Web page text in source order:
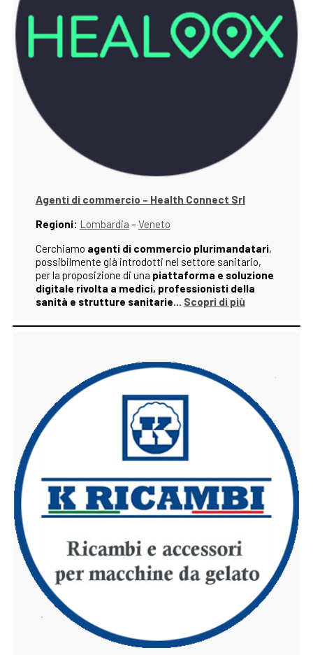
Agenti di commercio – Health Connect Srl
Regioni: Lombardia –Veneto
Cerchiamo agenti di commercio plurimandatari,
possibilmente già introdotti nel settore sanitario,
per la proposizione di una piattaforma e soluzione
digitale rivolta a medici, professionisti della
sanità e strutture sanitarie… Scopri di più